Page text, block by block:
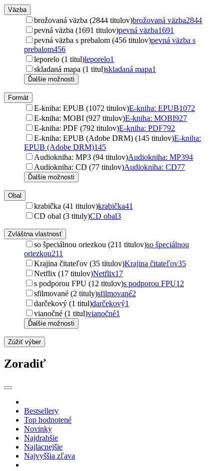
Väzba
brožovaná väzba (2844 titulov)brožovaná väzba2844
pevná väzba (1691 titulov)pevná väzba1691
pevná väzba s prebalom (456 titulov)pevná väzba s
prebalom456
leporelo (1 titul)leporelo1
skladaná mapa (1 titul)skladaná mapa1
Ďalšie možnosti
Formát
E-kniha: EPUB (1072 titulov)E-kniha: EPUB1072
E-kniha: MOBI (927 titulov)E-kniha: MOBI927
E-kniha: PDF (792 titulov)E-kniha: PDF792
E-kniha: EPUB (Adobe DRM) (145 titulov)E-kniha:
EPUB (Adobe DRM)145
Audiokniha: MP3 (94 titulov)Audiokniha: MP394
Audiokniha: CD (77 titulov)Audiokniha: CD77
Ďalšie možnosti
Obal
krabička (41 titulov)krabička41
CD obal (3 tituly)CD obal3
Zvláštna vlastnosť
so špeciálnou oriezkou (211 titulov)so špeciálnou
oriezkou211
Krajina čitateľov (35 titulov)Krajina čitateľov35
Netflix (17 titulov)Netflix17
s podporou FPU (12 titulov)s podporou FPU12
sfilmované (2 tituly)sfilmované2
darčekový (1 titul)darčekový1
vianočné (1 titul)vianočné1
Ďalšie možnosti
Zúžiť výber
Zoradiť
Bestsellery
Top hodnotené
Novinky
Najdrahšie
Najlacnejšie
Najvyššia zľava